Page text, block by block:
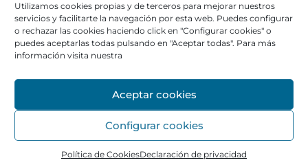
Utilizamos cookies propias y de terceros para mejorar nuestros
servicios y facilitarte la navegación por esta web. Puedes configurar
o rechazar las cookies haciendo click en "Configurar cookies" o
puedes aceptarlas todas pulsando en "Aceptar todas". Para más
información visita nuestra
Aceptar cookies
Configurar cookies
Política de CookiesDeclaración de privacidad
©2021 APNABA. Todos los derechos reservados.
Ético.
Diagnóstico y Orientación
Atención Temprana
Centro Educativo
Habilitación Funcional
Centro de Día
Residencia de Apoyo Extenso